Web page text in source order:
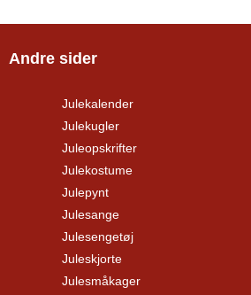
Andre sider
Julekalender
Julekugler
Juleopskrifter
Julekostume
Julepynt
Julesange
Julesengetøj
Juleskjorte
Julesmåkager